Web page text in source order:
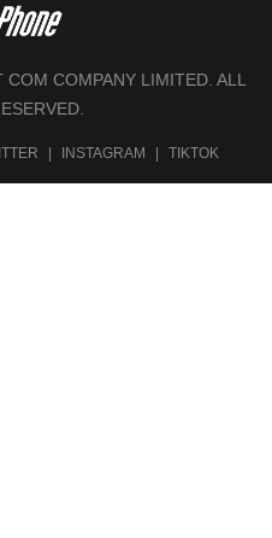
COMPANY LIMITED. ALL
INSTAGRAM TIKTOK